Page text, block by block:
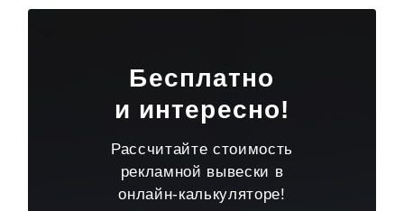
Бесплатно
и интересно!
Рассчитайте стоимость
рекламной вывески в
онлайн-калькуляторе!